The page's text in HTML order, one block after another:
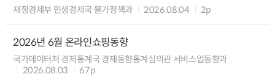
재정경제부 민생경제국 물가정책과 2026.08.04 2p
2026년 6월 온라인쇼핑동향
국가데이터처 경제통계국 경제동향통계심의관 서비스업동향과
2026.08.03
67p